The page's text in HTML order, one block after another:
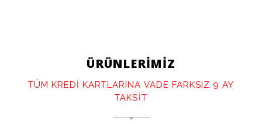
ÜRÜNLERİMİZ
TÜM KREDİ KARTLARINA VADE FARKSIZ 9 AY
TAKSİT